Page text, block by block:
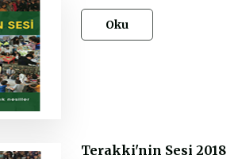
Oku
Terakki'nin Sesi 2018